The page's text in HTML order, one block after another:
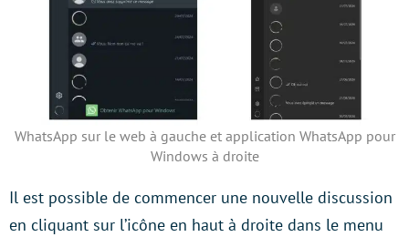
WhatsApp sur le web à gauche et application WhatsApp pour
Windows à droite
Il est possible de commencer une nouvelle discussion
en cliquant sur l’icône en haut à droite dans le menu